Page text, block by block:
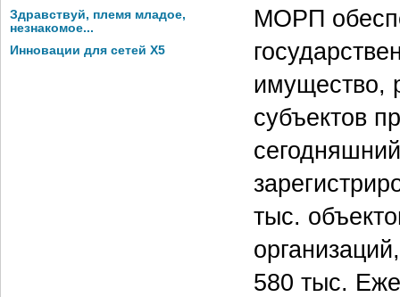
Здравствуй, племя младое,
незнакомое...
Инновации для сетей X5
МОРП
имущество,
субъектов
тыс.
580 тыс.